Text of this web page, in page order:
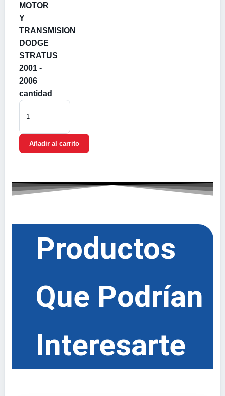
MOTOR
Y
TRANSMISION
DODGE
STRATUS
2001 -
2006
cantidad
Añadir al carrito
Productos
Que Podrían
Interesarte